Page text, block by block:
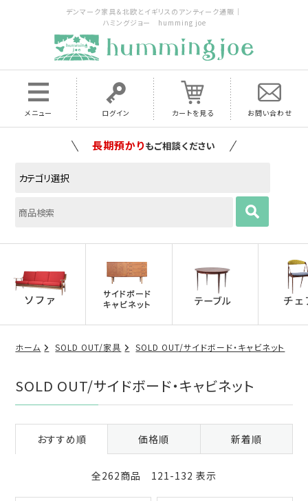
デンマーク家具＆北欧とイギリスのアンティーク通販｜
ハミングジョー humming joe
メニュー ログイン カートを見る お問い合わせ
家具の配送料は全国当店で負担いたします
ホーム SOLD OUT/家具 SOLD OUT/サイドボード・キャビネット
SOLD OUT/サイドボード・キャビネット
おすすめ順 価格順 新着順
全262商品 121-132 表示